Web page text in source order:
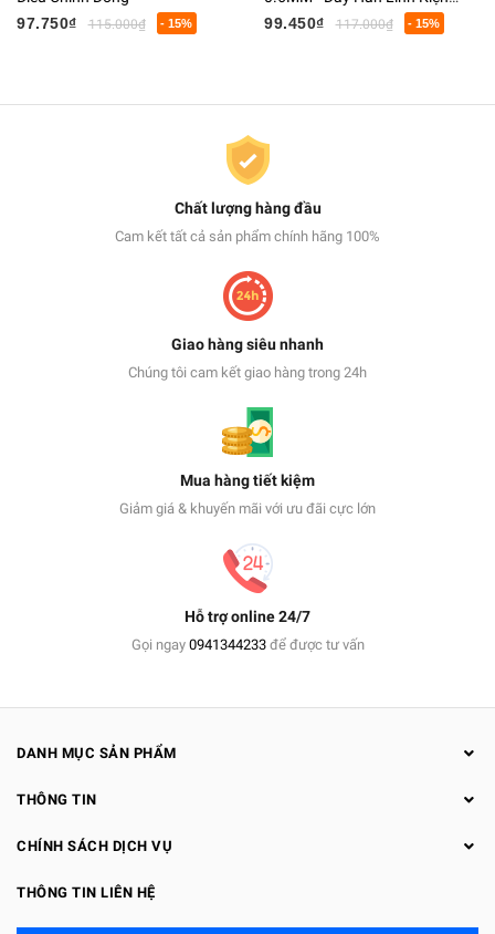
97.750₫
115.000₫ - 15%
Điện Tử Có Lõi Flux
99.450₫ 117.000₫ - 15%
Chất lượng hàng đầu
Cam kết tất cả sản phẩm chính hãng 100%
Giao hàng siêu nhanh
Chúng tôi cam kết giao hàng trong 24h
Mua hàng tiết kiệm
Giảm giá & khuyến mãi với ưu đãi cực lớn
Hỗ trợ online 24/7
Gọi ngay 0941344233để được tư vấn
DANH MỤC SẢN PHẨM
THÔNG TIN
CHÍNH SÁCH DỊCH VỤ
THÔNG TIN LIÊN HỆ